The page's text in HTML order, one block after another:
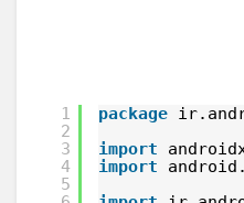
1
2
3
4
5
package
import
import